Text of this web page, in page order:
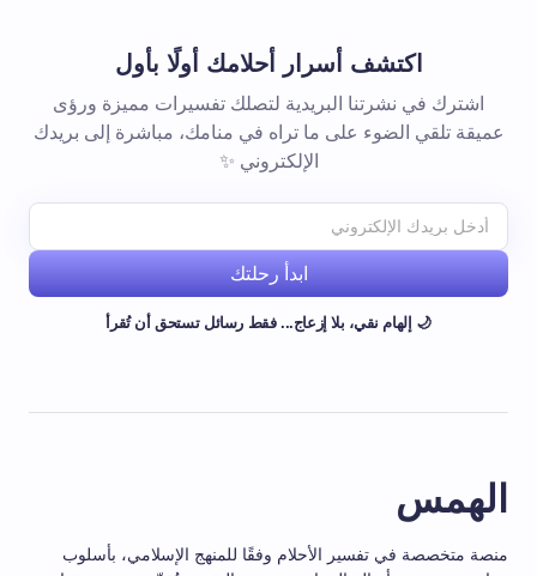
اكتشف أسرار أحلامك أولًا بأول
اشترك في نشرتنا البريدية لتصلك تفسيرات مميزة ورؤى
عميقة تلقي الضوء على ما تراه في منامك، مباشرة إلى بريدك
الإلكتروني ✨
ابدأ رحلتك
🌙 إلهام نقي، بلا إزعاج... فقط رسائل تستحق أن تُقرأ
الهمس
منصة متخصصة في تفسير الأحلام وفقًا للمنهج الإسلامي، بأسلوب